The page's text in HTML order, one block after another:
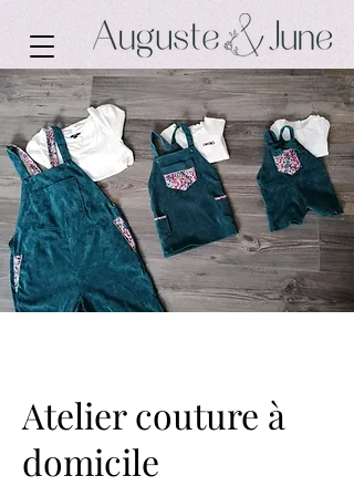
Atelier couture à
domicile